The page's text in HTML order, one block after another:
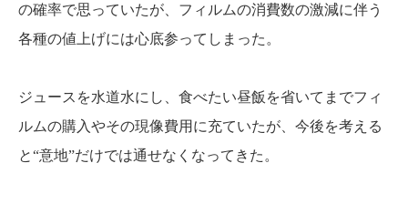
の確率で思っていたが、フィルムの消費数の激減に伴う
各種の値上げには心底参ってしまった。
ジュースを水道水にし、食べたい昼飯を省いてまでフィ
ルムの購入やその現像費用に充ていたが、今後を考える
と“意地”だけでは通せなくなってきた。